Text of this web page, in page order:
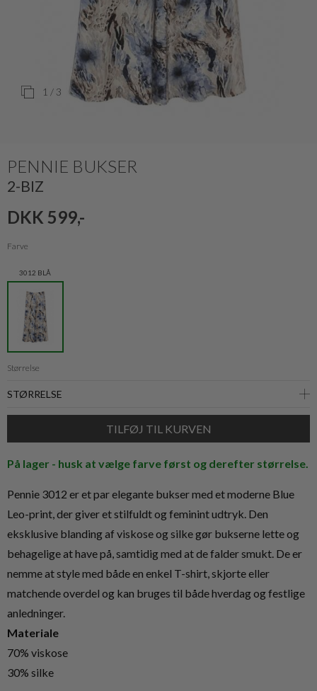
1 / 3
PENNIE BUKSER
2-BIZ
DKK 599,-
Farve
3012 BLÅ
Størrelse
På lager - husk at vælge farve først og derefter størrelse.
Pennie 3012 er et par elegante bukser med et moderne Blue
Leo-print, der giver et stilfuldt og feminint udtryk. Den
eksklusive blanding af viskose og silke gør bukserne lette og
behagelige at have på, samtidig med at de falder smukt. De er
nemme at style med både en enkel T-shirt, skjorte eller
matchende overdel og kan bruges til både hverdag og festlige
anledninger.
Materiale
70% viskose
30% silke